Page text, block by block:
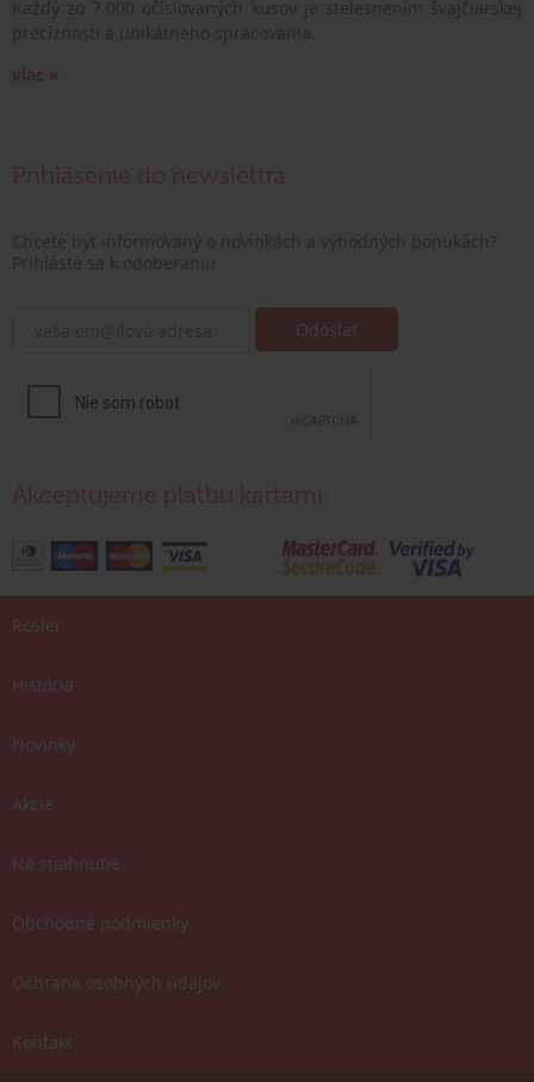
viac »
Prihlásenie do newslettra
Akceptujeme platbu kartami:
Rosler
História
Novinky
Akcie
Na stiahnutie
Obchodné podmienky
Ochrana osobných údajov
Kontakt